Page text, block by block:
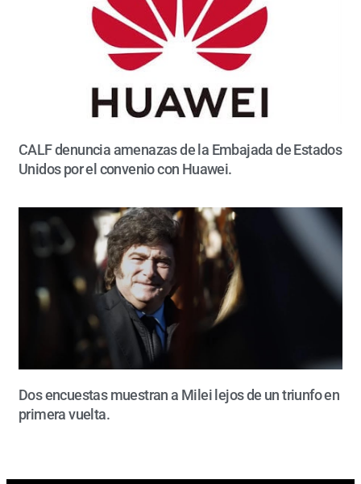
CALF denuncia amenazas de la Embajada de Estados
Unidos por el convenio con Huawei.
Dos encuestas muestran a Milei lejos de un triunfo en
primera vuelta.